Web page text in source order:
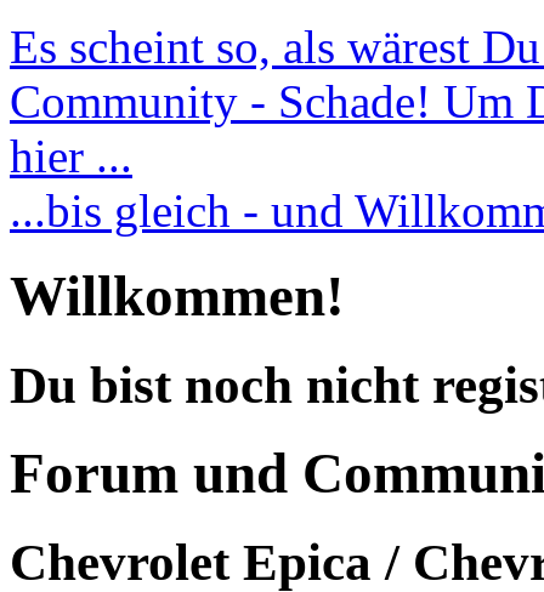
Es scheint so, als wärest
Community - Schade! Um
hier ...
...bis gleich - und
Willkommen!
Du bist noch nicht
Forum und
Chevrolet Epica /